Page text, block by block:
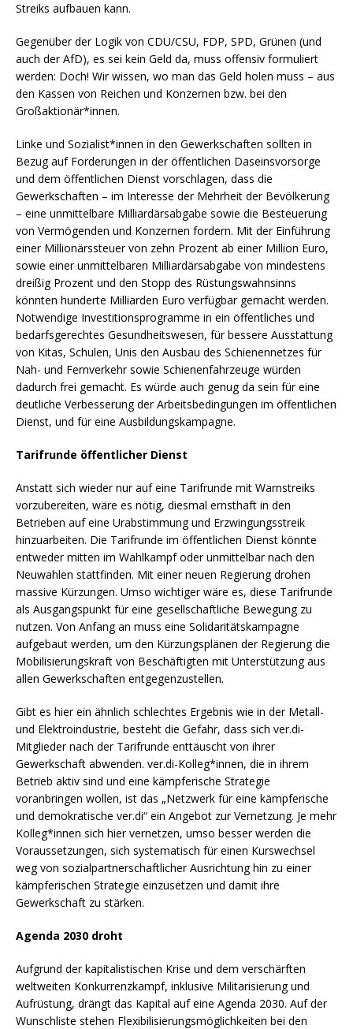
Streiks aufbauen kann.
Gegenüber der Logik von CDU/CSU, FDP, SPD, Grünen (und
auch der AfD), es sei kein Geld da, muss offensiv formuliert
werden: Doch! Wir wissen, wo man das Geld holen muss – aus
den Kassen von Reichen und Konzernen bzw. bei den
Großaktionär*innen.
Linke und Sozialist*innen in den Gewerkschaften sollten in
Bezug auf Forderungen in der öffentlichen Daseinsvorsorge
und dem öffentlichen Dienst vorschlagen, dass die
Gewerkschaften – im Interesse der Mehrheit der Bevölkerung
– eine unmittelbare Milliardärsabgabe sowie die Besteuerung
von Vermögenden und Konzernen fordern. Mit der Einführung
einer Millionärssteuer von zehn Prozent ab einer Million Euro,
sowie einer unmittelbaren Milliardärsabgabe von mindestens
dreißig Prozent und den Stopp des Rüstungswahnsinns
könnten hunderte Milliarden Euro verfügbar gemacht werden.
Notwendige Investitionsprogramme in ein öffentliches und
bedarfsgerechtes Gesundheitswesen, für bessere Ausstattung
von Kitas, Schulen, Unis den Ausbau des Schienennetzes für
Nah- und Fernverkehr sowie Schienenfahrzeuge würden
dadurch frei gemacht. Es würde auch genug da sein für eine
deutliche Verbesserung der Arbeitsbedingungen im öffentlichen
Dienst, und für eine Ausbildungskampagne.
Tarifrunde öffentlicher Dienst
Anstatt sich wieder nur auf eine Tarifrunde mit Warnstreiks
vorzubereiten, wäre es nötig, diesmal ernsthaft in den
Betrieben auf eine Urabstimmung und Erzwingungsstreik
hinzuarbeiten. Die Tarifrunde im öffentlichen Dienst könnte
entweder mitten im Wahlkampf oder unmittelbar nach den
Neuwahlen stattfinden. Mit einer neuen Regierung drohen
massive Kürzungen. Umso wichtiger wäre es, diese Tarifrunde
als Ausgangspunkt für eine gesellschaftliche Bewegung zu
nutzen. Von Anfang an muss eine Solidaritätskampagne
aufgebaut werden, um den Kürzungsplänen der Regierung die
Mobilisierungskraft von Beschäftigten mit Unterstützung aus
allen Gewerkschaften entgegenzustellen.
Gibt es hier ein ähnlich schlechtes Ergebnis wie in der Metall-
und Elektroindustrie, besteht die Gefahr, dass sich ver.di-
Mitglieder nach der Tarifrunde enttäuscht von ihrer
Gewerkschaft abwenden. ver.di-Kolleg*innen, die in ihrem
Betrieb aktiv sind und eine kämpferische Strategie
voranbringen wollen, ist das „Netzwerk für eine kämpferische
und demokratische ver.di“ ein Angebot zur Vernetzung. Je mehr
Kolleg*innen sich hier vernetzen, umso besser werden die
Voraussetzungen, sich systematisch für einen Kurswechsel
weg von sozialpartnerschaftlicher Ausrichtung hin zu einer
kämpferischen Strategie einzusetzen und damit ihre
Gewerkschaft zu stärken.
Agenda 2030 droht
Aufgrund der kapitalistischen Krise und dem verschärften
weltweiten Konkurrenzkampf, inklusive Militarisierung und
Aufrüstung, drängt das Kapital auf eine Agenda 2030. Auf der
Wunschliste stehen Flexibilisierungsmöglichkeiten bei den